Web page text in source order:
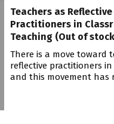
Teachers as Reflective
Practitioners in
Teaching (Out of
There is a move toward
reflective practitioners in
and this movement has